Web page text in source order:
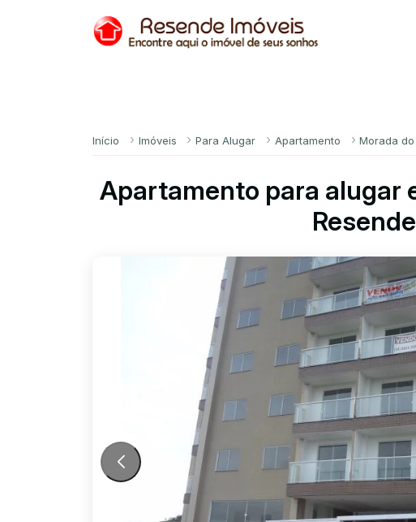
Início Imóveis Para Alugar Apartamento Morada
Apartamento para alugar